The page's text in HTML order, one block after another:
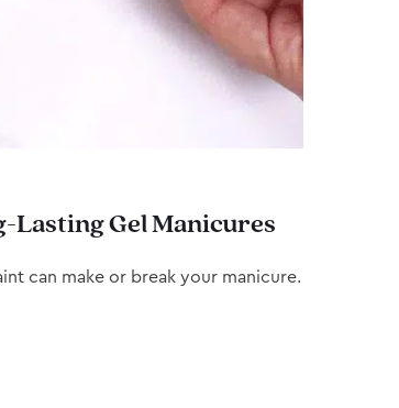
Lasting Gel Manicures
can make or break your manicure.